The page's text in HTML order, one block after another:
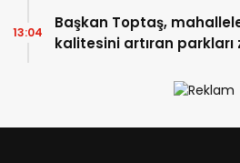
Başkan Toptaş,
kalitesini artıran
13:04